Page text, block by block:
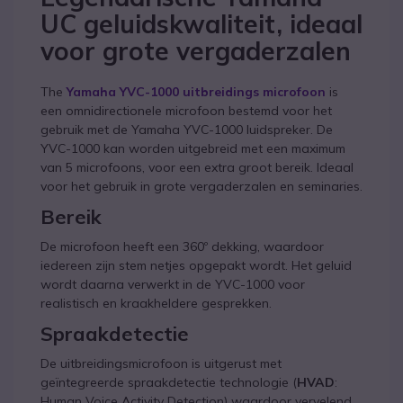
UC geluidskwaliteit, ideaal
voor grote vergaderzalen
TheYamaha YVC-1000 uitbreidings microfoon is
een omnidirectionele microfoon bestemd voor het
gebruik met de Yamaha YVC-1000 luidspreker. De
YVC-1000 kan worden uitgebreid met een maximum
van 5 microfoons, voor een extra groot bereik. Ideaal
voor het gebruik in grote vergaderzalen en seminaries.
Bereik
De microfoon heeft een 360º dekking, waardoor
iedereen zijn stem netjes opgepakt wordt. Het geluid
wordt daarna verwerkt in de YVC-1000 voor
realistisch en kraakheldere gesprekken.
Spraakdetectie
De uitbreidingsmicrofoon is uitgerust met
geïntegreerde spraakdetectie technologie (HVAD: